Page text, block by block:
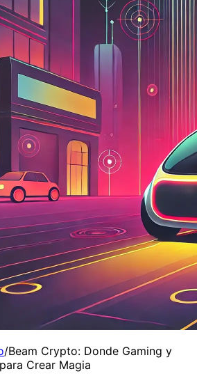
/Beam Crypto: Donde Gaming y
Crear Magia